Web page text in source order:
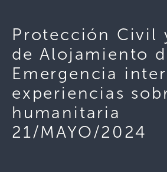
Protección Civil
de Alojamiento
Emergencia
experiencias
humanitaria
21/MAYO/2024